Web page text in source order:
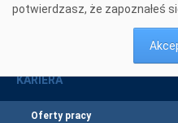
potwierdzasz, że zapoznałeś
KARIERA
Oferty pracy